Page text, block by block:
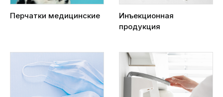
Перчатки медицинские
Инъекционная
продукция